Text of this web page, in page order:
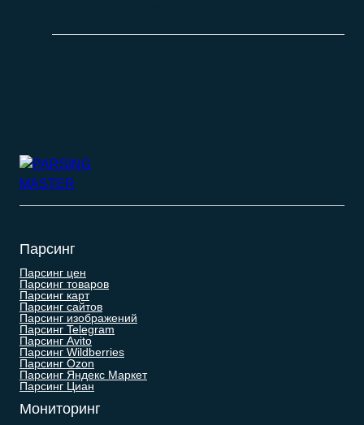
Парсинг
Парсинг цен
Парсинг товаров
Парсинг карт
Парсинг сайтов
Парсинг изображений
Парсинг Telegram
Парсинг Avito
Парсинг Wildberries
Парсинг Ozon
Парсинг Яндекс Маркет
Парсинг Циан
Мониторинг